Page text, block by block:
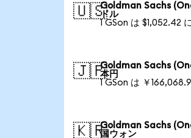
🇺🇸Goldman Sachs
ドル
1 GSon は $1,052.42
🇯🇵Goldman Sachs
本円
1 GSon は ￥
🇰🇷Goldman Sachs
国ウォン